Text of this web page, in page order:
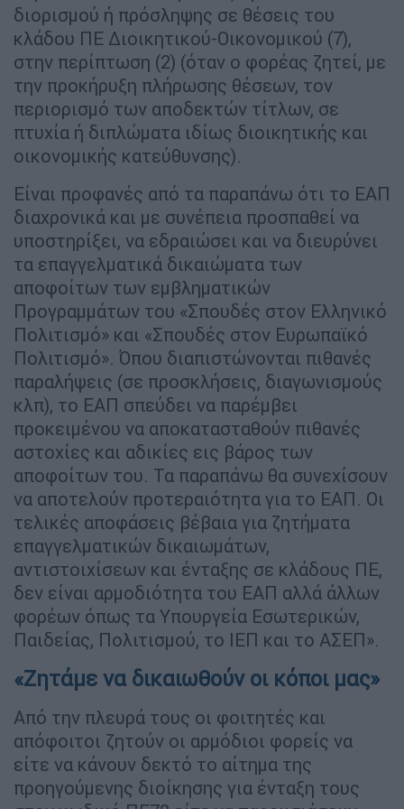
διορισμού ή πρόσληψης σε θέσεις του
κλάδου ΠΕ Διοικητικού-Οικονομικού (7),
στην περίπτωση (2) (όταν ο φορέας ζητεί, με
την προκήρυξη πλήρωσης θέσεων, τον
περιορισμό των αποδεκτών τίτλων, σε
πτυχία ή διπλώματα ιδίως διοικητικής και
οικονομικής κατεύθυνσης).
Είναι προφανές από τα παραπάνω ότι το ΕΑΠ
διαχρονικά και με συνέπεια προσπαθεί να
υποστηρίξει, να εδραιώσει και να διευρύνει
τα επαγγελματικά δικαιώματα των
αποφοίτων των εμβληματικών
Προγραμμάτων του «Σπουδές στον Ελληνικό
Πολιτισμό» και «Σπουδές στον Ευρωπαϊκό
Πολιτισμό». Όπου διαπιστώνονται πιθανές
παραλήψεις (σε προσκλήσεις, διαγωνισμούς
κλπ), το ΕΑΠ σπεύδει να παρέμβει
προκειμένου να αποκατασταθούν πιθανές
αστοχίες και αδικίες εις βάρος των
αποφοίτων του. Τα παραπάνω θα συνεχίσουν
να αποτελούν προτεραιότητα για το ΕΑΠ. Οι
τελικές αποφάσεις βέβαια για ζητήματα
επαγγελματικών δικαιωμάτων,
αντιστοιχίσεων και ένταξης σε κλάδους ΠΕ,
δεν είναι αρμοδιότητα του ΕΑΠ αλλά άλλων
φορέων όπως τα Υπουργεία Εσωτερικών,
Παιδείας, Πολιτισμού, το ΙΕΠ και το ΑΣΕΠ».
«Ζητάμε να δικαιωθούν οι κόποι μας»
Από την πλευρά τους οι φοιτητές και
απόφοιτοι ζητούν οι αρμόδιοι φορείς να
είτε να κάνουν δεκτό το αίτημα της
προηγούμενης διοίκησης για ένταξη τους